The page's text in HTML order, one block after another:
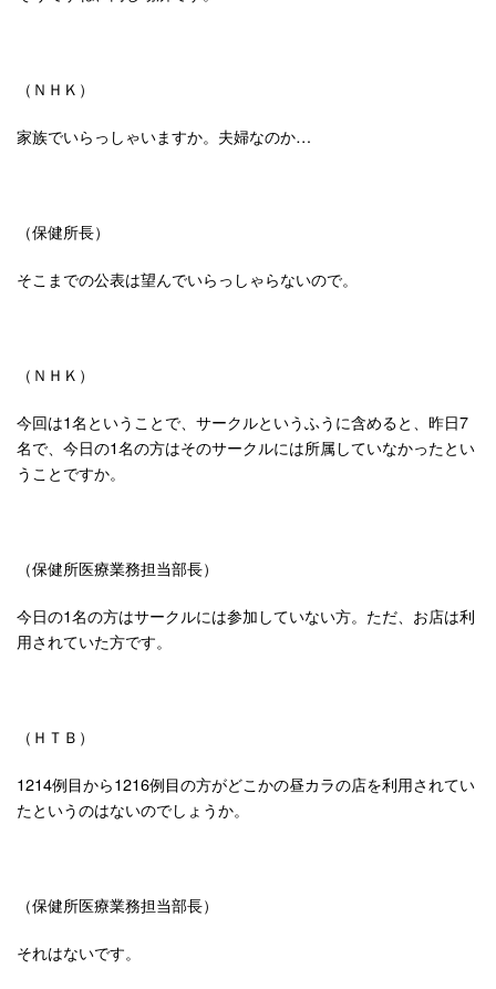
（ＮＨＫ）
家族でいらっしゃいますか。夫婦なのか…
（保健所長）
そこまでの公表は望んでいらっしゃらないので。
（ＮＨＫ）
今回は1名ということで、サークルというふうに含めると、昨日7
名で、今日の1名の方はそのサークルには所属していなかったとい
うことですか。
（保健所医療業務担当部長）
今日の1名の方はサークルには参加していない方。ただ、お店は利
用されていた方です。
（ＨＴＢ）
1214例目から1216例目の方がどこかの昼カラの店を利用されてい
たというのはないのでしょうか。
（保健所医療業務担当部長）
それはないです。